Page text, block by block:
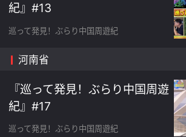
紀』#13
巡って発見！ぶらり中国周遊紀
河南省
『巡って発見！ぶらり中国周遊
紀』#17
巡って発見！ぶらり中国周遊紀